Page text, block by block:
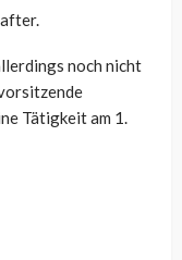
noch nicht
Tätigkeit am 1.